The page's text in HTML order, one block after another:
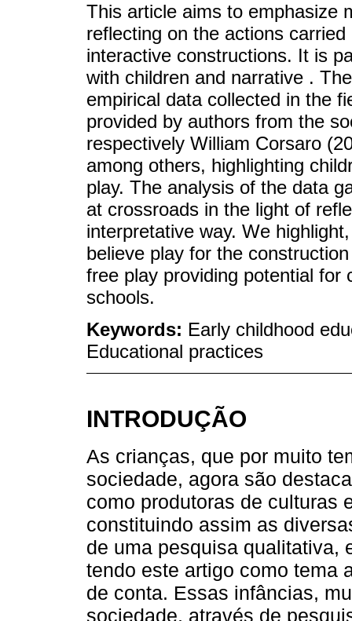
This article aims to emphasize
reflecting on the actions
interactive constructions. It is
with children and narrative .
empirical data collected in the
provided by authors from the
respectively William Corsaro
among others, highlighting
play. The analysis of the data
at crossroads in the light of
interpretative way. We
believe play for the
free play providing potential for
schools.
Keywords: Early childhood
Educational practices
INTRODUÇÃO
As crianças, que por muito
sociedade, agora são
como produtoras de culturas
constituindo assim as
de uma pesquisa qualitativa,
tendo este artigo como tema
de conta. Essas infâncias,
sociedade, através de